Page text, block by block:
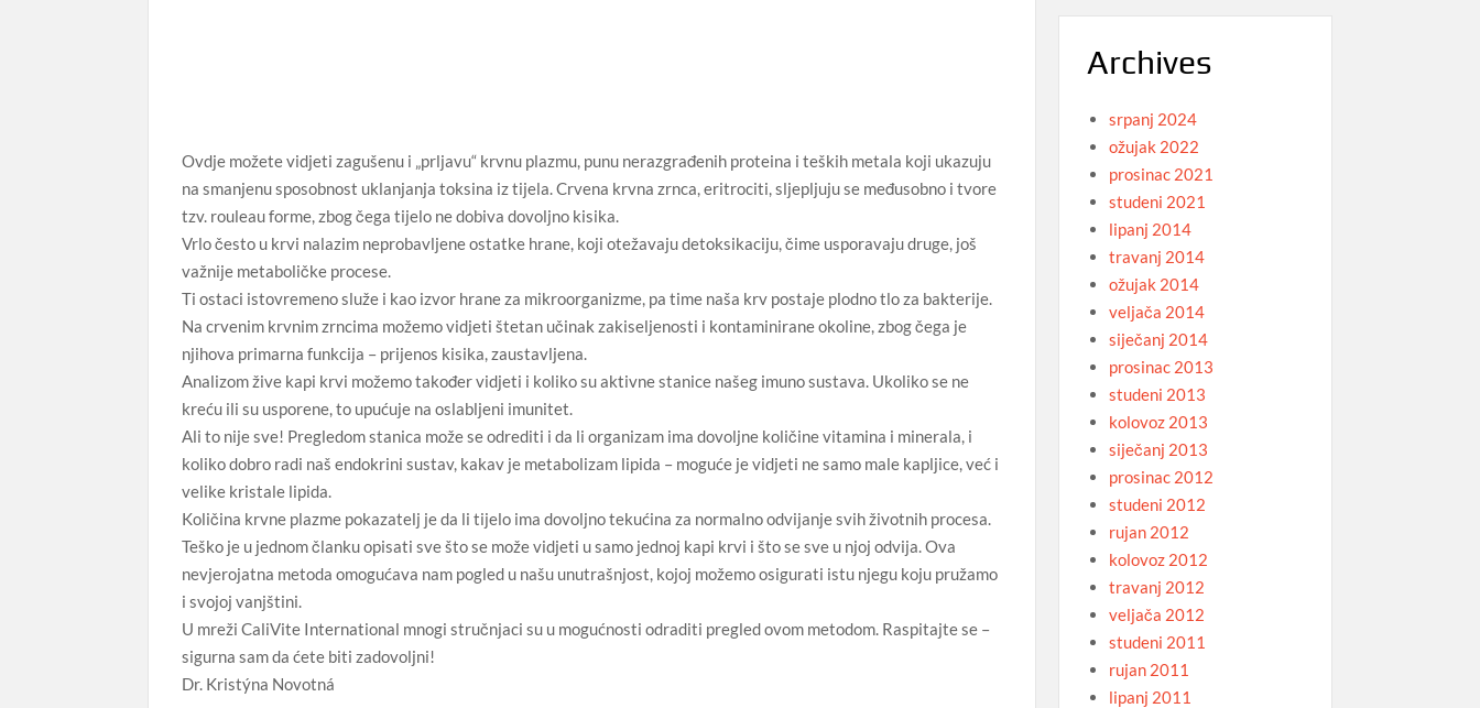
Ovdje možete vidjeti zagušenu i „prljavu“ krvnu plazmu, punu nerazgrađenih proteina i teških metala koji ukazuju
na smanjenu sposobnost uklanjanja toksina iz tijela. Crvena krvna zrnca, eritrociti, sljepljuju se međusobno i tvore
tzv. rouleau forme, zbog čega tijelo ne dobiva dovoljno kisika.
Vrlo često u krvi nalazim neprobavljene ostatke hrane, koji otežavaju detoksikaciju, čime usporavaju druge, još
važnije metaboličke procese.
Ti ostaci istovremeno služe i kao izvor hrane za mikroorganizme, pa time naša krv postaje plodno tlo za bakterije.
Na crvenim krvnim zrncima možemo vidjeti štetan učinak zakiseljenosti i kontaminirane okoline, zbog čega je
njihova primarna funkcija – prijenos kisika, zaustavljena.
Analizom žive kapi krvi možemo također vidjeti i koliko su aktivne stanice našeg imuno sustava. Ukoliko se ne
kreću ili su usporene, to upućuje na oslabljeni imunitet.
Ali to nije sve! Pregledom stanica može se odrediti i da li organizam ima dovoljne količine vitamina i minerala, i
koliko dobro radi naš endokrini sustav, kakav je metabolizam lipida – moguće je vidjeti ne samo male kapljice, već i
velike kristale lipida.
Količina krvne plazme pokazatelj je da li tijelo ima dovoljno tekućina za normalno odvijanje svih životnih procesa.
Teško je u jednom članku opisati sve što se može vidjeti u samo jednoj kapi krvi i što se sve u njoj odvija. Ova
nevjerojatna metoda omogućava nam pogled u našu unutrašnjost, kojoj možemo osigurati istu njegu koju pružamo
i svojoj vanjštini.
U mreži CaliVite International mnogi stručnjaci su u mogućnosti odraditi pregled ovom metodom. Raspitajte se –
sigurna sam da ćete biti zadovoljni!
Dr. Kristýna Novotná
Archives
srpanj 2024
ožujak 2022
prosinac 2021
studeni 2021
lipanj 2014
travanj 2014
ožujak 2014
veljača 2014
siječanj 2014
prosinac 2013
studeni 2013
kolovoz 2013
siječanj 2013
prosinac 2012
studeni 2012
rujan 2012
kolovoz 2012
travanj 2012
veljača 2012
studeni 2011
rujan 2011
lipanj 2011